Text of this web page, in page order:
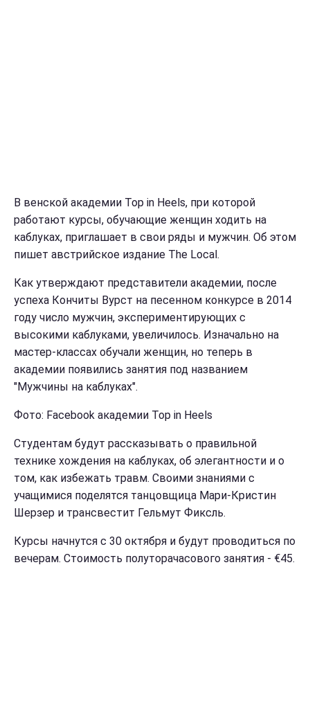
В венской академии Top in Heels, при которой
работают курсы, обучающие женщин ходить на
каблуках, приглашает в свои ряды и мужчин. Об этом
пишет австрийское издание The Local.
Как утверждают представители академии, после
успеха Кончиты Вурст на песенном конкурсе в 2014
году число мужчин, экспериментирующих с
высокими каблуками, увеличилось. Изначально на
мастер-классах обучали женщин, но теперь в
академии появились занятия под названием
"Мужчины на каблуках".
Фото: Facebook академии Top in Heels
Студентам будут рассказывать о правильной
технике хождения на каблуках, об элегантности и о
том, как избежать травм. Своими знаниями с
учащимися поделятся танцовщица Мари-Кристин
Шерзер и трансвестит Гельмут Фиксль.
Курсы начнутся с 30 октября и будут проводиться по
вечерам. Стоимость полуторачасового занятия - €45.